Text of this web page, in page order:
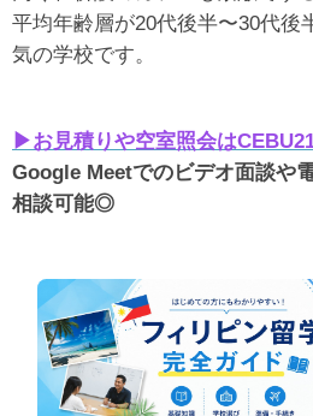
平均年齢層が20代後半〜30代後
気の学校です。
▶︎お見積りや空室照会は
Google Meetでのビデオ面談や
相談可能◎